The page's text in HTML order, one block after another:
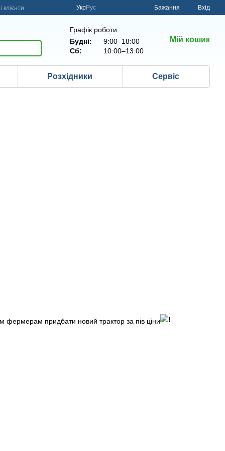
клієнти УкрРус Бажання Вхід
Графік роботи:
Будні:
9:00–18:00
Сб:
10:00–13:00
Мій кошик
Розхідники Сервіс
придбати новий трактор за пів ціни